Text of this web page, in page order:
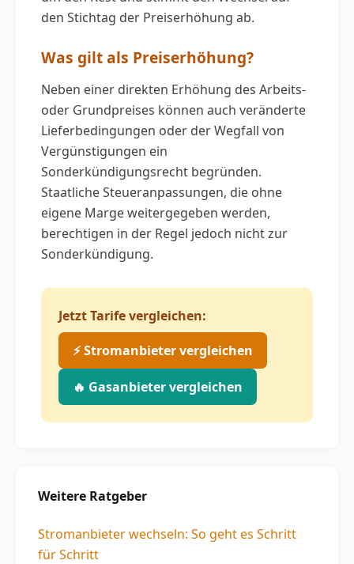
den Stichtag der Preiserhöhung ab.
Was gilt als Preiserhöhung?
Neben einer direkten Erhöhung des Arbeits-
oder Grundpreises können auch veränderte
Lieferbedingungen oder der Wegfall von
Vergünstigungen ein
Sonderkündigungsrecht begründen.
Staatliche Steueranpassungen, die ohne
eigene Marge weitergegeben werden,
berechtigen in der Regel jedoch nicht zur
Sonderkündigung.
Jetzt Tarife vergleichen:
⚡ Stromanbieter vergleichen
🔥 Gasanbieter vergleichen
Weitere Ratgeber
Stromanbieter wechseln: So geht es Schritt
für Schritt